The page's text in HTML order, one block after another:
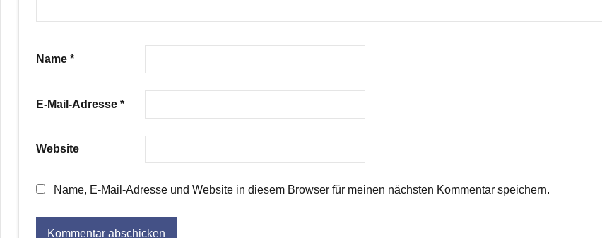
Name *
E-Mail-Adresse *
Website
Name, E-Mail-Adresse und Website in diesem Browser für meinen nächsten Kommentar speichern.